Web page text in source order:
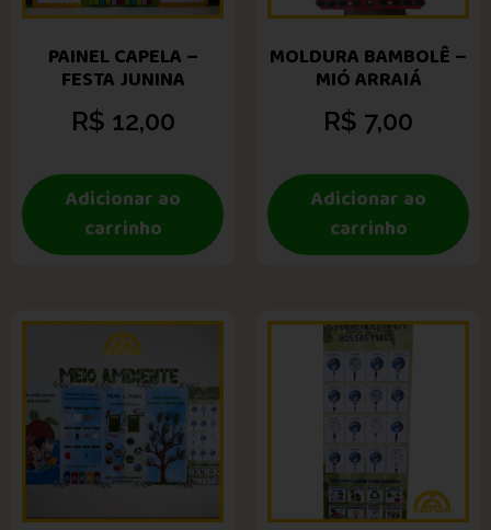
PAINEL CAPELA –
FESTA JUNINA
R$ 12,00
Adicionar ao
carrinho
MOLDURA BAMBOLÊ –
MIÓ ARRAIÁ
R$ 7,00
Adicionar ao
carrinho